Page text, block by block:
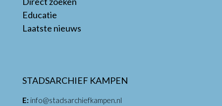
Educatie
Laatste nieuws
STADSARCHIEF KAMPEN
E: info@stadsarchiefkampen.nl